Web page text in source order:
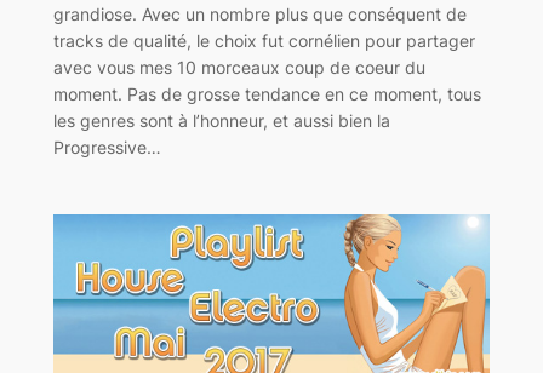
grandiose. Avec un nombre plus que conséquent de
tracks de qualité, le choix fut cornélien pour partager
avec vous mes 10 morceaux coup de coeur du
moment. Pas de grosse tendance en ce moment, tous
les genres sont à l’honneur, et aussi bien la
Progressive…